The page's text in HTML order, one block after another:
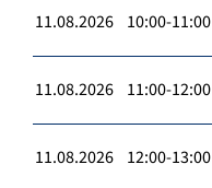
11.08.2026 10:00-11:00
11.08.2026 11:00-12:00
11.08.2026 12:00-13:00